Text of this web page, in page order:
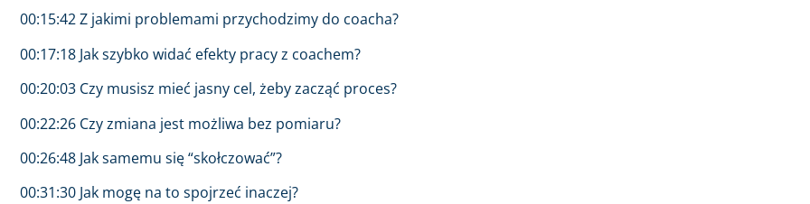
00:15:42 Z jakimi problemami przychodzimy do coacha?
00:17:18 Jak szybko widać efekty pracy z coachem?
00:20:03 Czy musisz mieć jasny cel, żeby zacząć proces?
00:22:26 Czy zmiana jest możliwa bez pomiaru?
00:26:48 Jak samemu się “skołczować”?
00:31:30 Jak mogę na to spojrzeć inaczej?